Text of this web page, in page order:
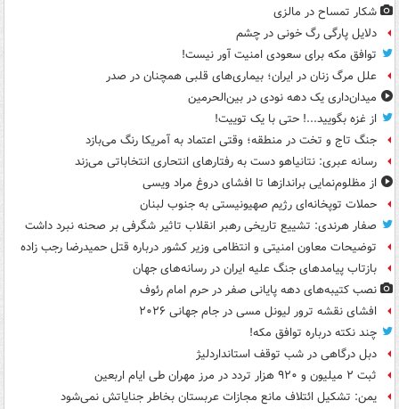
شکار تمساح در مالزی
دلایل پارگی رگ خونی در چشم
توافق مکه برای سعودی امنیت آور نیست!
علل مرگ زنان در ایران؛ بیماری‌های قلبی همچنان در صدر
میدان‌داری یک دهه نودی در بین‌الحرمین
از غزه بگویید...! حتی با یک توییت!
جنگ تاج و تخت در منطقه؛ وقتی اعتماد به آمریکا رنگ می‌بازد
رسانه عبری: نتانیاهو دست به رفتارهای انتحاری انتخاباتی می‌زند
از مظلوم‌نمایی براندازها تا افشای دروغ مراد ویسی
حملات توپخانه‌ای رژیم صهیونیستی به جنوب لبنان
صفار هرندی: تشییع تاریخی رهبر انقلاب تاثیر شگرفی بر صحنه نبرد داشت
توضیحات معاون امنیتی و انتظامی وزیر کشور درباره قتل حمیدرضا رجب زاده
بازتاب پیامدهای جنگ علیه ایران در رسانه‌های جهان
نصب کتیبه‌های دهه پایانی صفر در حرم امام رئوف
افشای نقشه ترور لیونل مسی در جام جهانی ۲۰۲۶
چند نکته درباره توافق مکه!
دبل درگاهی در شب توقف استانداردلیژ
ثبت ۲ میلیون و ۹۲۰ هزار تردد در مرز مهران طی ایام اربعین
یمن: تشکیل ائتلاف مانع مجازات عربستان بخاطر جنایاتش نمی‌شود